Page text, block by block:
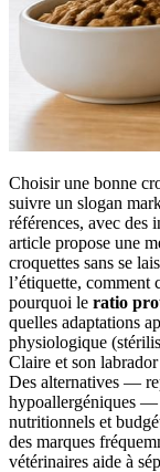
Choisir une bonne
suivre un slogan
références, avec des
article propose une
croquettes sans se
l’étiquette, comment
pourquoi le ratio
quelles adaptations
physiologique
Claire et son
Des alternatives —
hypoallergéniques —
nutritionnels et
des marques
vétérinaires aide à